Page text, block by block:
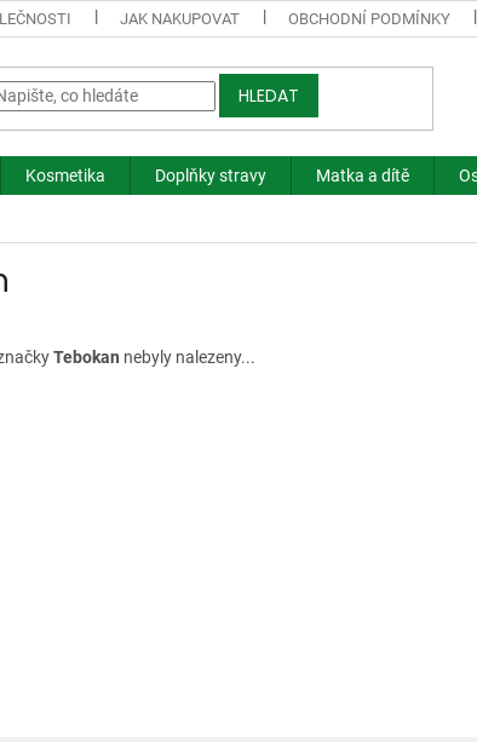
JAK NAKUPOVAT OBCHODNÍ PODMÍNKY
HLEDAT
Kosmetika Doplňky stravy Matka a dítě
Tebokan nebyly nalezeny...